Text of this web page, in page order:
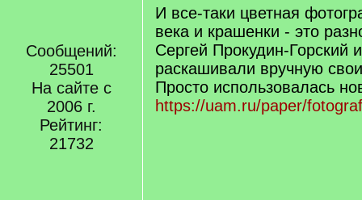
Сообщений:
25501
На сайте с
2006 г.
Рейтинг:
21732
q
]
И все-таки цветная
века и крашенки - это
Сергей Прокудин-Горский
раскашивали вручную
Просто использовалась
https://uam.ru/paper/